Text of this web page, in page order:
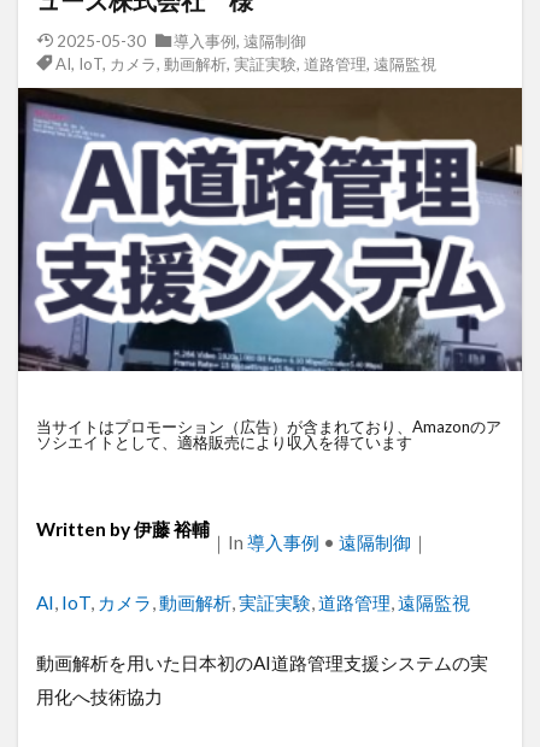
2025-05-30 導入事例, 遠隔制御
AI, IoT, カメラ, 動画解析, 実証実験, 道路管理, 遠隔監視
当サイトはプロモーション（広告）が含まれており、Amazonのア
ソシエイトとして、適格販売により収入を得ています
Written by伊藤 裕輔
｜ Categories
In 導入事例 • 遠隔制御 ｜
Tags
AI, IoT, カメラ,動画解析,実証実験,道路管理,遠隔監視
動画解析を用いた日本初のAI道路管理支援システムの実
用化へ技術協力
大手キャリア
大容量プラン
水道工事
卸売業 医療・福祉
動画解析
写真測量
レーザー測量
ルーター
リモートワーク
業務効率化
法人向け
ホームルーター
衛星通信
電気設備管理
量子コンピュータ
遠隔監視
遠隔操作 道路管理
運送業
農業
車両管理 訪問介護
衛星測位
海上通信
蓄電池 絶縁監視
神プラン
監視カメラ
物流 災害監視
災害対策
火山監視
温度管理
モバイルルーター
ビルメンテナンス
Android MES
PQC移行
Pixel NFC NA02
HUAWEI
GNSS DX BIM
au
センサーカメラ